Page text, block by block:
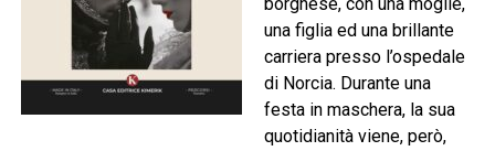
borghese, con una moglie,
una figlia ed una brillante
carriera presso l’ospedale
di Norcia. Durante una
festa in maschera, la sua
quotidianità viene, però,